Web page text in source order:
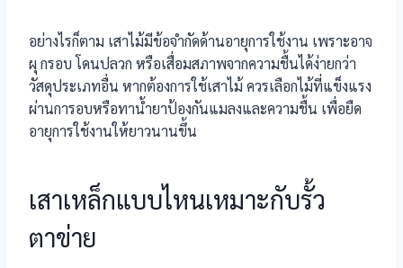
อย่างไรก็ตาม เสาไม้มีข้อจำกัดด้านอายุการใช้งาน เพราะอาจ
ผุ กรอบ โดนปลวก หรือเสื่อมสภาพจากความชื้นได้ง่ายกว่า
วัสดุประเภทอื่น หากต้องการใช้เสาไม้ ควรเลือกไม้ที่แข็งแรง
ผ่านการอบหรือทาน้ำยาป้องกันแมลงและความชื้น เพื่อยืด
อายุการใช้งานให้ยาวนานขึ้น
เสาเหล็กแบบไหนเหมาะกับรั้ว
ตาข่าย